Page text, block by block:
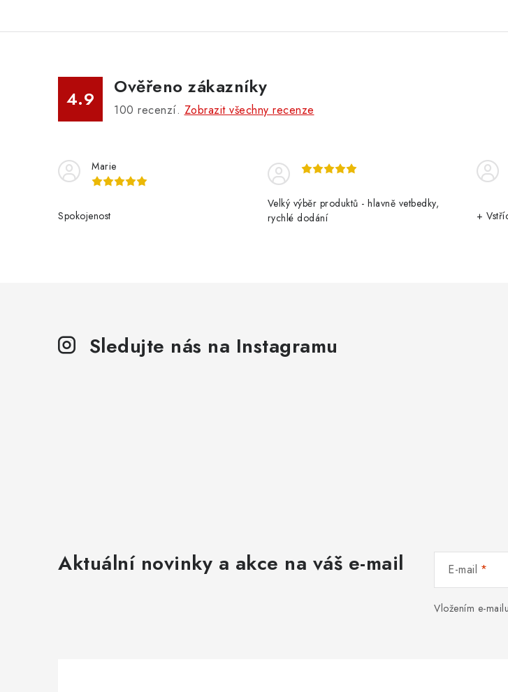
á
í
r
v
k
s
4.9
Ověřeno zákazníky
100 recenzí. Zobrazit všechny recenze
Marie
Spokojenost
Velký výběr produktů - hlavně vetbedky,
rychlé dodání
+
Sledujte nás na Instagramu
Aktuální novinky a akce na váš e-mail E-mail
Vložením e-